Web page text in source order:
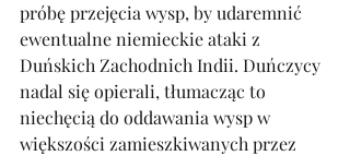
próbę przejęcia wysp, by udaremnić
ewentualne niemieckie ataki z
Duńskich Zachodnich Indii. Duńczycy
nadal się opierali, tłumacząc to
niechęcią do oddawania wysp w
większości zamieszkiwanych przez